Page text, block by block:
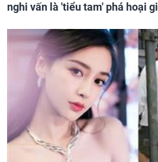
nghi vấn là 'tiểu tam' phá hoại